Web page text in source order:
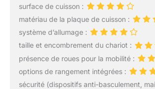
cuisson : noire -
Panneau de
silver - Brûleurs
monter (notice
Garantie 2 ans
Livraison en 1
pas de porte, en
d'immeuble
surface de cuisson :
matériau de la plaque de cuisson :
système d’allumage :
taille et encombrement du chariot :
présence de roues pour la mobilité :
options de rangement intégrées :
sécurité (dispositifs anti-basculement,